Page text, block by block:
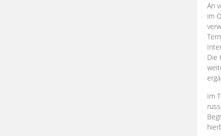
An
im
Die
Im